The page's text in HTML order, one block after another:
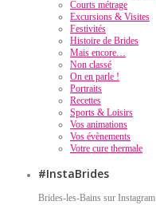
Courts métrage
Excursions & Visites
Festivités
Histoire de Brides
Mais encore…
Non classé
On en parle !
Portraits
Recettes
Sports & Loisirs
Vos animations
Vos évènements
Votre cure thermale
#InstaBrides
Brides-les-Bains sur Instagram